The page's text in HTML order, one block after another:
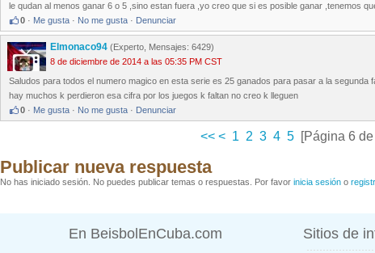
le qudan al menos ganar 6 o 5 ,sino estan fuera ,yo creo que si es posible ganar ,tenemos
0 · Me gusta · No me gusta · Denunciar
Elmonaco94 (Experto, Mensajes: 6429)
8 de diciembre de 2014 a las 05:35 PM CST
Saludos para todos el numero magico en esta serie es 25 ganados para pasar a la
hay muchos k perdieron esa cifra por los juegos k faltan no creo k lleguen
0 · Me gusta · No me gusta · Denunciar
<< < 1 2 3 4 5 [Página 6
Publicar nueva respuesta
No has iniciado sesión. No puedes publicar temas o respuestas. Por favor inicia sesión o
En BeisbolEnCuba.com Sitios de